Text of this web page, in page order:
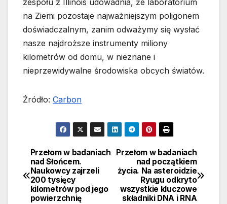
na Ziemi pozostaje najważniejszym poligonem
doświadczalnym, zanim odważymy się wysłać
nasze najdroższe instrumenty miliony
kilometrów od domu, w nieznane i
nieprzewidywalne środowiska obcych światów.
Źródło: Carbon
Nawigacja
wpisu
Przełom w badaniach
nad początkiem
życia. Na asteroidzie
Ryugu odkryto
wszystkie kluczowe
składniki DNA i RNA
Przełom w badaniach
nad Słońcem.
Naukowcy zajrzeli
200 tysięcy
kilometrów pod jego
powierzchnię